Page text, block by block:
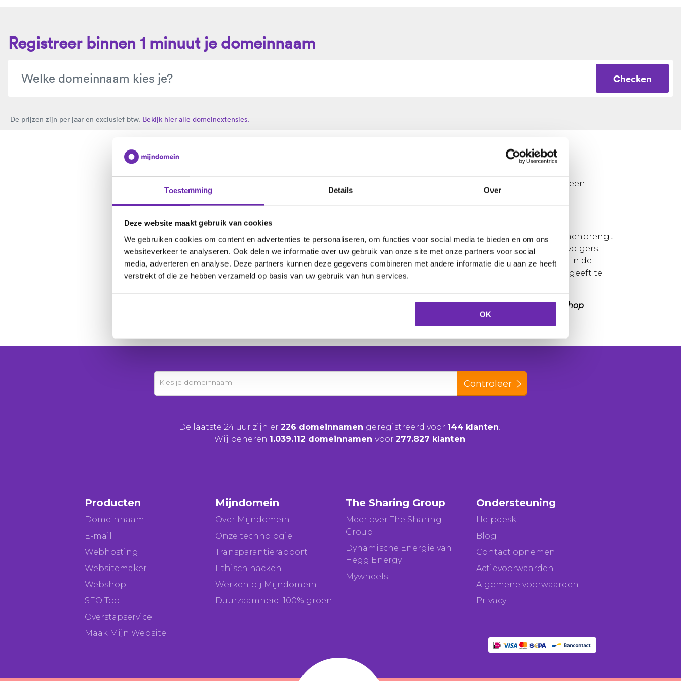
Toestemming Details Over
Deze website maakt gebruik van cookies
We gebruiken cookies om content en advertenties te personaliseren, om functies voor social media te bieden en om ons
websiteverkeer te analyseren. Ook delen we informatie over uw gebruik van onze site met onze partners voor social
media, adverteren en analyse. Deze partners kunnen deze gegevens combineren met andere informatie die u aan ze heeft
verstrekt of die ze hebben verzameld op basis van uw gebruik van hun services.
OK
Registreer binnen 1 minuut je domeinnaam
Checken
De prijzen zijn per jaar en exclusief btw. Bekijk hier alle domeinextensies.
Hip hop is meer dan alleen een muziek genre. Het is een
contant, evoluerende, identiteit en kunstvorm.
Wanneer je dans, kunst, mode, muziek en poëzie samenbrengt
in 1 extensie, creëert dit een krachtige beweging en volgers.
.hiphopdomeinnamen zijn de ziel van deze industrie in de
online wereld, die artiesten en fans de mogelijkheid geeft te
Vind jouw stem, luister en wordt gehoord met.hiphop
Kies je domeinnaam Controleer
De laatste 24 uur zijn er 226 domeinnamen geregistreerd voor 144 klanten.
Wij beheren 1.039.112 domeinnamen voor 277.827 klanten.
Producten
Domeinnaam
E-mail
Webhosting
Websitemaker
Webshop
SEO Tool
Overstapservice
Maak Mijn Website
Mijndomein
Over Mijndomein
Onze technologie
Transparantierapport
Ethisch hacken
Werken bij Mijndomein
Duurzaamheid: 100% groen
The Sharing Group
Meer over The Sharing
Group
Dynamische Energie van
Hegg Energy
Mywheels
Ondersteuning
Helpdesk
Blog
Contact opnemen
Actievoorwaarden
Algemene voorwaarden
Privacy